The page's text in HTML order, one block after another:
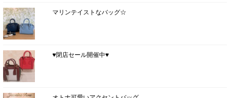
マリンテイストなバッグ☆
♥閉店セール開催中♥